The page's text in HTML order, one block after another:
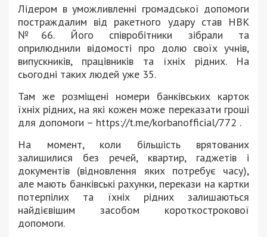
Лідером в уможливленні громадської допомоги
постраждалим від ракетного удару став НВК
№66. Його співробітники зібрали та
оприлюднили відомості про долю своїх учнів,
випускників, працівників та їхніх рідних. На
сьогодні таких людей уже 35.
Там же розміщені номери банківських карток
їхніх рідних, на які кожен може переказати гроші
для допомоги – https://t.me/korbanofficial/772 .
На момент, коли більшість врятованих
залишилися без речей, квартир, гаджетів і
документів (відновлення яких потребує часу),
але мають банківські рахунки, перекази на картки
потерпілих та їхніх рідних залишаються
найдієвішим засобом короткострокової
допомоги.